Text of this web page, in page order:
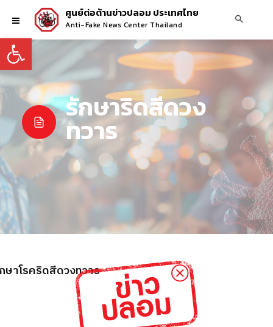
Open toolbar
ศูนย์ต่อต้านข่าวปลอม ประเทศไทย
Anti-Fake News Center Thailand
รักษาริดสีดวง
ทวาร
ษาโรคริดสีดวงทวาร